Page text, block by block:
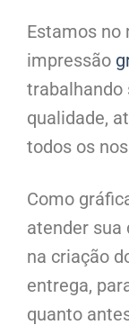
Estamos no
impressão
trabalhando
qualidade,
todos os
Como
atender sua
na criação
entrega,
quanto